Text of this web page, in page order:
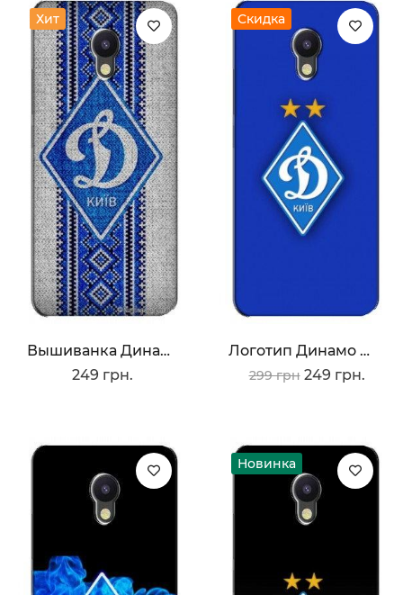
Хит
Вышиванка Динамо
249 грн.
Скидка
Логотип Динамо Киев
299 грн 249 грн.
Новинка